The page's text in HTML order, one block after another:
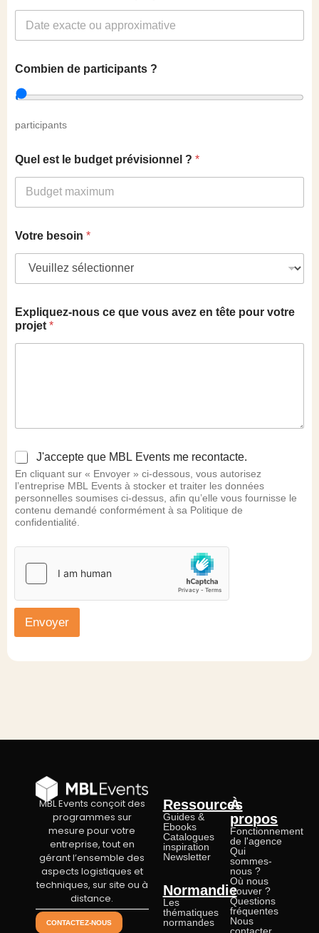
Combien de participants ?
participants
Quel est le budget prévisionnel ? *
Votre besoin *
'
é
v
e
s
t
i
m
é
p
i
s
o
Expliquez-nous ce que vous avez en tête pour votre
projet *
c
c
*
J'accepte que MBL Events me recontacte.
En cliquant sur « Envoyer » ci-dessous, vous autorisez
l’entreprise MBL Events à stocker et traiter les données
personnelles soumises ci-dessus, afin qu’elle vous fournisse le
contenu demandé conformément à sa Politique de
confidentialité.
Envoyer
MBL Events conçoit des
programmes sur
mesure pour votre
entreprise, tout en
gérant l’ensemble des
aspects logistiques et
techniques, sur site ou à
distance.
CONTACTEZ-NOUS
Ressources
Guides &
Ebooks
Catalogues
inspiration
Newsletter
Normandie
Les
thématiques
normandes
À
propos
Fonctionnement
de l'agence
Qui
sommes-
nous ?
Où nous
trouver ?
Questions
fréquentes
Nous